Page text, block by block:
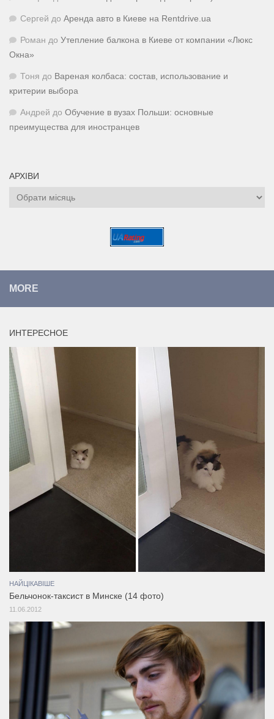
Сергей до Аренда авто в Киеве на Rentdrive.ua
Роман до Утепление балкона в Киеве от компании «Люкс
Окна»
Тоня до Вареная колбаса: состав, использование и
критерии выбора
Андрей до Обучение в вузах Польши: основные
преимущества для иностранцев
АРХІВИ
Архіви
MORE
ИНТЕРЕСНОЕ
НАЙЦІКАВІШЕ
Бельчонок-таксист в Минске (14 фото)
11.06.2012